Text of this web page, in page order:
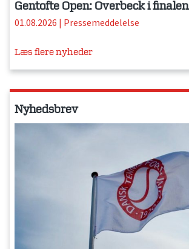
Gentofte Open: Overbeck i finalen
01.08.2026 | Pressemeddelelse
Læs flere nyheder
Nyhedsbrev